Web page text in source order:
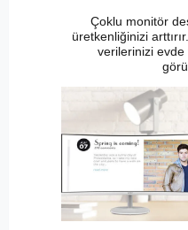
Çoklu monitör
üretkenliğinizi
verilerinizi